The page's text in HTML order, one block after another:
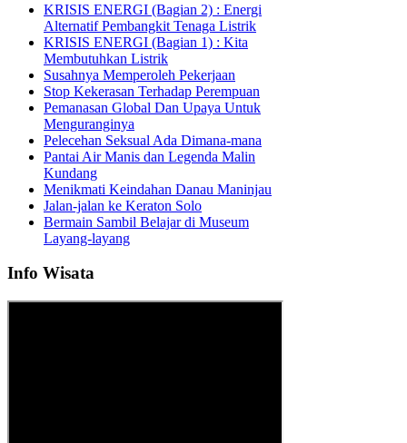
KRISIS ENERGI (Bagian 2) : Energi
Alternatif Pembangkit Tenaga Listrik
KRISIS ENERGI (Bagian 1) : Kita
Membutuhkan Listrik
Susahnya Memperoleh Pekerjaan
Stop Kekerasan Terhadap Perempuan
Pemanasan Global Dan Upaya Untuk
Menguranginya
Pelecehan Seksual Ada Dimana-mana
Pantai Air Manis dan Legenda Malin
Kundang
Menikmati Keindahan Danau Maninjau
Jalan-jalan ke Keraton Solo
Bermain Sambil Belajar di Museum
Layang-layang
Info Wisata